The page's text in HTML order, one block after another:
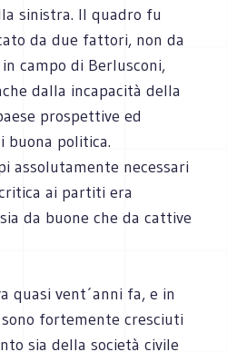
sinistra. Il quadro fu
da due fattori, non da
campo di Berlusconi,
dalla incapacità della
prospettive ed
buona politica.
assolutamente necessari
ai partiti era
da buone che da cattive
quasi vent´anni fa, e in
fortemente cresciuti
sia della società civile